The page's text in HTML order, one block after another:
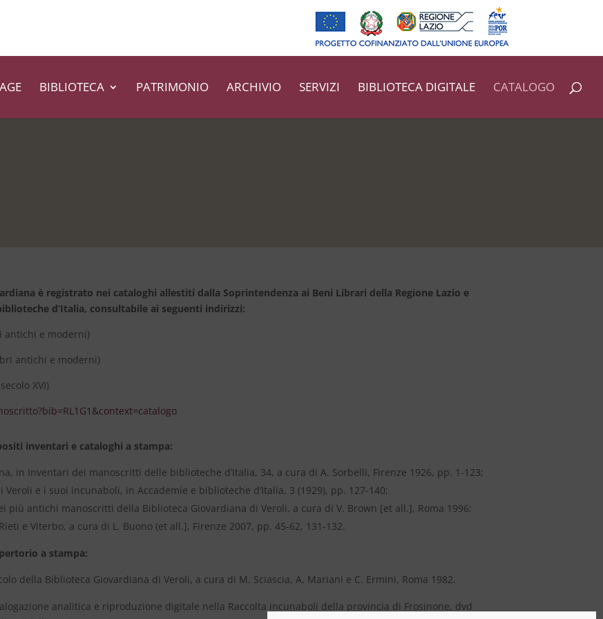
BIBLIOTECA PATRIMONIO ARCHIVIO SERVIZI BIBLIOTECA DIGITALE CATALOGO
è registrato nei cataloghi allestiti dalla Soprintendenza ai Beni Librari della Regione Lazio e
d’Italia, consultabile ai seguenti indirizzi:
antichi e moderni)
antichi e moderni)
XVI)
inventari e cataloghi a stampa:
in Inventari dei manoscritti delle biblioteche d’Italia, 34, a cura di A. Sorbelli, Firenze 1926, pp. 1-123;
e i suoi incunaboli, in Accademie e biblioteche d’Italia, 3 (1929), pp. 127-140;
più antichi manoscritti della Biblioteca Giovardiana di Veroli, a cura di V. Brown [et all.], Roma 1996;
e Viterbo, a cura di L. Buono (et all.], Firenze 2007, pp. 45-62, 131-132.
a stampa:
della Biblioteca Giovardiana di Veroli, a cura di M. Sciascia, A. Mariani e C. Ermini, Roma 1982.
analitica e riproduzione digitale nella Raccolta incunaboli della provincia di Frosinone, dvd